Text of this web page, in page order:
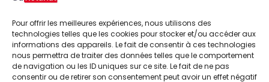
Pour offrir les meilleures expériences, nous utilisons des
technologies telles que les cookies pour stocker et/ou accéder aux
informations des appareils. Le fait de consentir à ces technologies
nous permettra de traiter des données telles que le comportement
de navigation ou les ID uniques sur ce site. Le fait de ne pas
consentir ou de retirer son consentement peut avoir un effet négatif
Contact
Besoin d'aide
Actualités
Évènements
Offres d'emploi